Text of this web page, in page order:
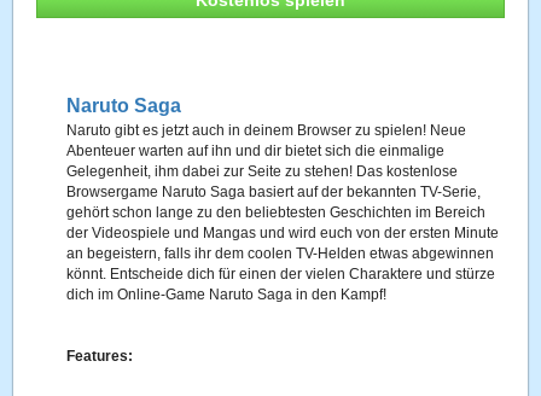
Naruto Saga
Naruto gibt es jetzt auch in deinem Browser zu spielen! Neue
Abenteuer warten auf ihn und dir bietet sich die einmalige
Gelegenheit, ihm dabei zur Seite zu stehen! Das kostenlose
Browsergame Naruto Saga basiert auf der bekannten TV-Serie,
gehört schon lange zu den beliebtesten Geschichten im Bereich
der Videospiele und Mangas und wird euch von der ersten Minute
an begeistern, falls ihr dem coolen TV-Helden etwas abgewinnen
könnt. Entscheide dich für einen der vielen Charaktere und stürze
dich im Online-Game Naruto Saga in den Kampf!
Features: